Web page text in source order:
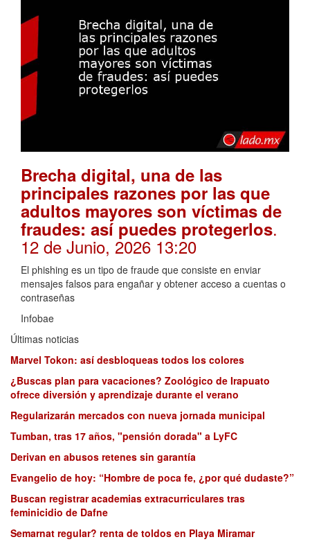
Brecha digital, una de las
principales razones por las que
adultos mayores son víctimas de
fraudes: así puedes protegerlos.
12 de Junio, 2026 13:20
El phishing es un tipo de fraude que consiste en enviar
mensajes falsos para engañar y obtener acceso a cuentas o
contraseñas
Infobae
Últimas noticias
Marvel Tokon: así desbloqueas todos los colores
¿Buscas plan para vacaciones? Zoológico de Irapuato
ofrece diversión y aprendizaje durante el verano
Regularizarán mercados con nueva jornada municipal
Tumban, tras 17 años, "pensión dorada" a LyFC
Derivan en abusos retenes sin garantía
Evangelio de hoy: “Hombre de poca fe, ¿por qué dudaste?”
Buscan registrar academias extracurriculares tras
feminicidio de Dafne
Semarnat regular? renta de toldos en Playa Miramar